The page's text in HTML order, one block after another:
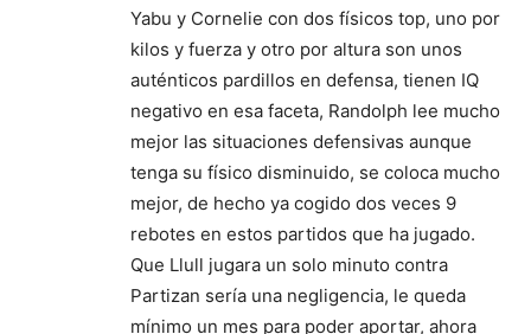
Yabu y Cornelie con dos físicos top, uno por
kilos y fuerza y otro por altura son unos
auténticos pardillos en defensa, tienen IQ
negativo en esa faceta, Randolph lee mucho
mejor las situaciones defensivas aunque
tenga su físico disminuido, se coloca mucho
mejor, de hecho ya cogido dos veces 9
rebotes en estos partidos que ha jugado.
Que Llull jugara un solo minuto contra
Partizan sería una negligencia, le queda
mínimo un mes para poder aportar, ahora